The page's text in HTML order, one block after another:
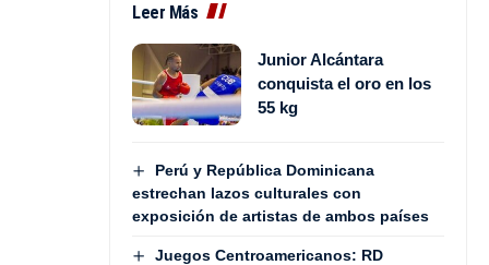
Leer Más
Junior Alcántara
conquista el oro en los
55 kg
Perú y República Dominicana
estrechan lazos culturales con
exposición de artistas de ambos países
Juegos Centroamericanos: RD